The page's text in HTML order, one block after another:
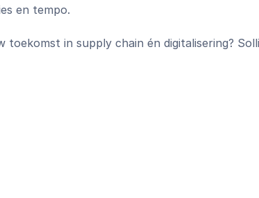
en tempo.
toekomst in supply chain én digitalisering?